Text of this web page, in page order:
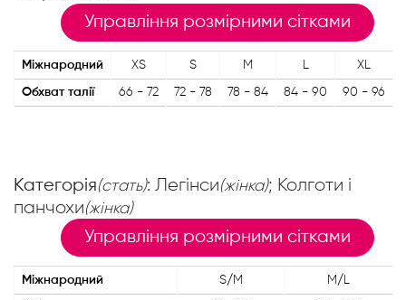
Управління розмірними сітками
Міжнародний XS S M L XL
Обхват талії 66 - 72 72 - 78 78 - 84 84 - 90 90 - 96
Категорія(стать): Легінси(жінка); Колготи і
панчохи(жінка)
Управління розмірними сітками
Міжнародний S/M M/L